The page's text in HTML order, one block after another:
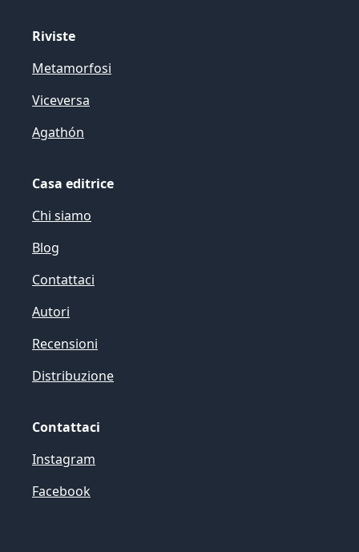
Riviste
Metamorfosi
Viceversa
Agathón
Casa editrice
Chi siamo
Blog
Contattaci
Autori
Recensioni
Distribuzione
Contattaci
Instagram
Facebook